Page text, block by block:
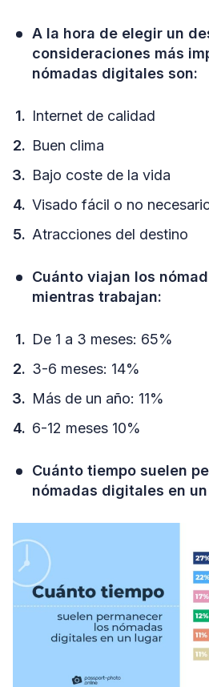
A la hora de elegir un
consideraciones más
nómadas digitales son:
Internet de calidad
Buen clima
Bajo coste de la vida
Visado fácil o no
Atracciones del destino
Cuánto viajan los
mientras trabajan:
De 1 a 3 meses: 65%
3-6 meses: 14%
Más de un año: 11%
6-12 meses 10%
Cuánto tiempo suelen
nómadas digitales en